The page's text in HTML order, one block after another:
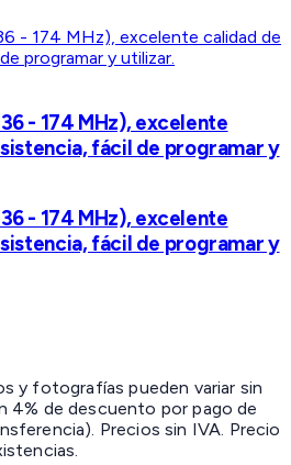
- 174 MHz), excelente
fácil de programar y
- 174 MHz), excelente
fácil de programar y
y fotografías pueden variar sin
4% de descuento por pago de
Precios sin IVA. Precio